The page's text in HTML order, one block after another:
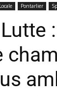
Pontarlier